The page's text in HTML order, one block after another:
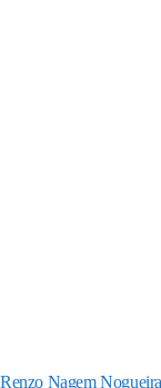
Renzo Nagem